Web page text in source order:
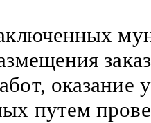
путем